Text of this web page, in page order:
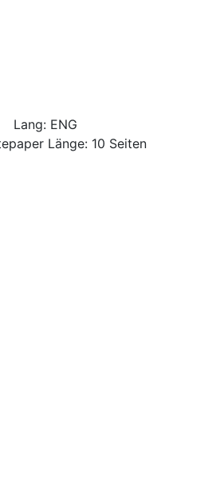
Lang: ENG
Länge: 10 Seiten